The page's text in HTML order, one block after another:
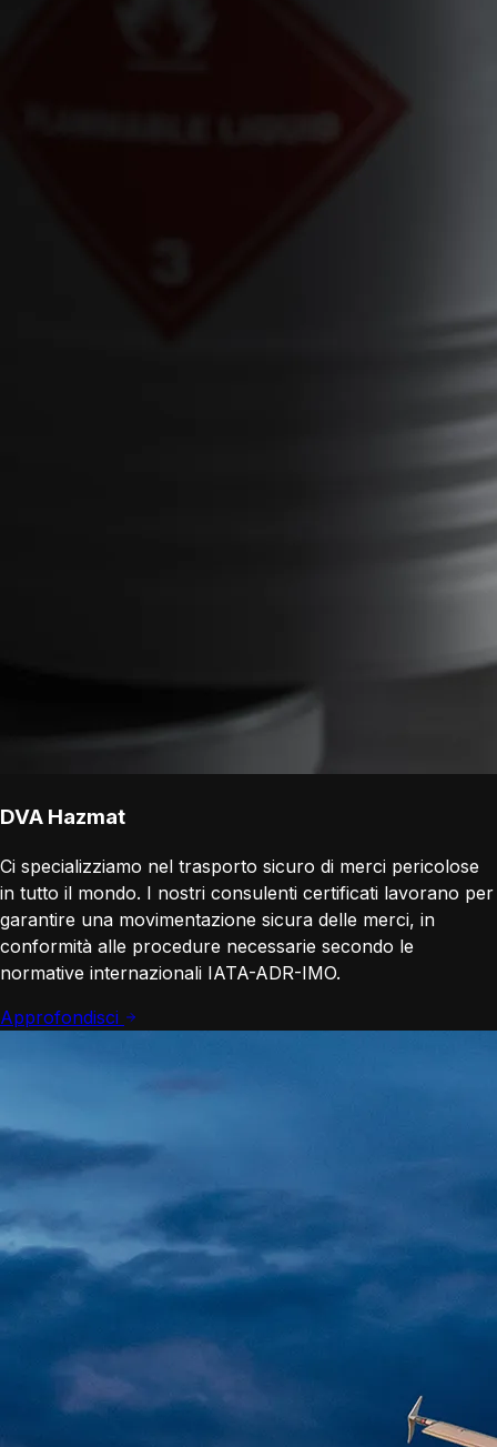
DVA Hazmat
Ci specializziamo nel trasporto sicuro di merci pericolose
in tutto il mondo. I nostri consulenti certificati lavorano per
garantire una movimentazione sicura delle merci, in
conformità alle procedure necessarie secondo le
normative internazionali IATA-ADR-IMO.
Approfondisci